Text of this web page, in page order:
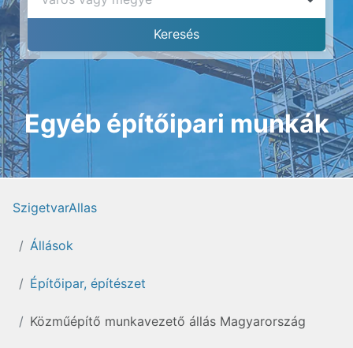
Egyéb építőipari munkák
SzigetvarAllas
Állások
Építőipar, építészet
Közműépítő munkavezető állás Magyarország